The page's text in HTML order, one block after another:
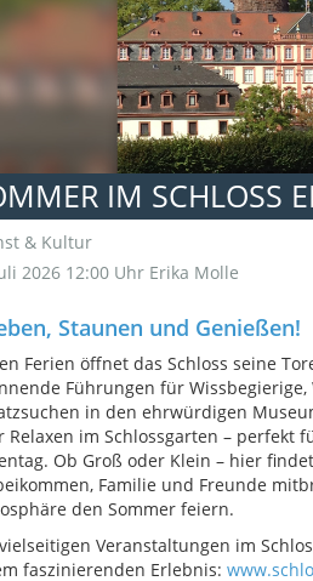
IM SCHLOSS
& Kultur
2026 12:00 Uhr Erika Molle
Staunen und Genießen!
Ferien öffnet das Schloss seine
Führungen für
in den ehrwürdigen
Relaxen im Schlossgarten – perfekt
Ob Groß oder Klein – hier
Familie und Freunde
den Sommer feiern.
Veranstaltungen im
faszinierenden Erlebnis: